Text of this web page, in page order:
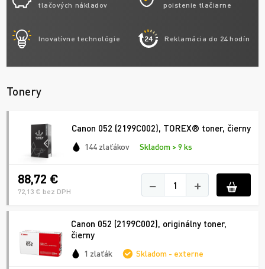
tlačových nákladov
poistenie tlačiarne
Inovatívne technológie Reklamácia do 24 hodín
Tonery
Canon 052 (2199C002), TOREX® toner, čierny
144 zlaťákov Skladom > 9 ks
88,72 €
72,13 € bez DPH − +
Canon 052 (2199C002), originálny toner,
čierny
1 zlaťák Skladom - externe